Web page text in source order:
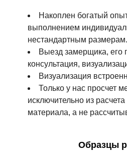
Накоплен богатый
выполнением
нестандартным размерам.
Выезд замерщика, его
консультация,
Визуализация
Только у нас просчет
исключительно из
материала, а не
Образцы